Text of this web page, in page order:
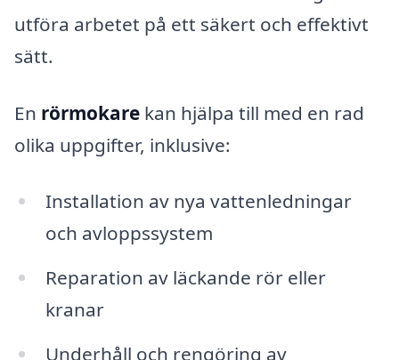
utföra arbetet på ett säkert och effektivt
sätt.
En rörmokare kan hjälpa till med en rad
olika uppgifter, inklusive:
Installation av nya vattenledningar
och avloppssystem
Reparation av läckande rör eller
kranar
Underhåll och rengöring av